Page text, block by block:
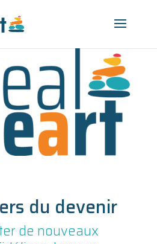
du devenir
de nouveaux